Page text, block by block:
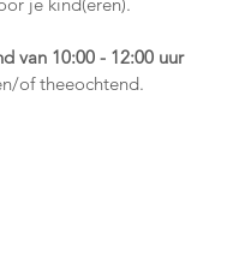
van 10:00 - 12:00 uur
of theeochtend.